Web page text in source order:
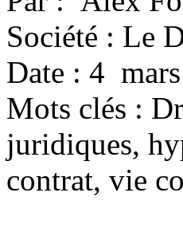
Société : Le
Date : 4
Mots clés :
juridiques,
contrat, vie